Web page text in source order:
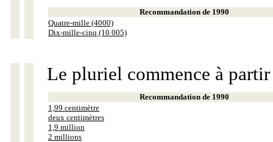
Recommandation de 1990
Quatre-mille (4000)
Dix-mille-cinq (10 005)
Le pluriel commence à
Recommandation de 1990
1,99 centimètre
deux centimètres
1,9 million
2 millions